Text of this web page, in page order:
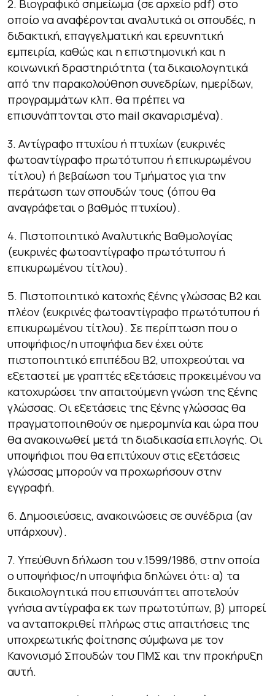
2. Βιογραφικό σημείωμα (σε αρχείο pdf) στο
οποίο να αναφέρονται αναλυτικά οι σπουδές, η
διδακτική, επαγγελματική και ερευνητική
εμπειρία, καθώς και η επιστημονική και η
κοινωνική δραστηριότητα (τα δικαιολογητικά
από την παρακολούθηση συνεδρίων, ημερίδων,
προγραμμάτων κλπ. θα πρέπει να
επισυνάπτονται στο mail σκαναρισμένα).
3. Αντίγραφο πτυχίου ή πτυχίων (ευκρινές
φωτοαντίγραφο πρωτότυπου ή επικυρωμένου
τίτλου) ή βεβαίωση του Τμήματος για την
περάτωση των σπουδών τους (όπου θα
αναγράφεται ο βαθμός πτυχίου).
4. Πιστοποιητικό Αναλυτικής Βαθμολογίας
(ευκρινές φωτοαντίγραφο πρωτότυπου ή
επικυρωμένου τίτλου).
5. Πιστοποιητικό κατοχής ξένης γλώσσας Β2 και
πλέον (ευκρινές φωτοαντίγραφο πρωτότυπου ή
επικυρωμένου τίτλου). Σε περίπτωση που ο
υποψήφιος/η υποψήφια δεν έχει ούτε
πιστοποιητικό επιπέδου Β2, υποχρεούται να
εξεταστεί με γραπτές εξετάσεις προκειμένου να
κατοχυρώσει την απαιτούμενη γνώση της ξένης
γλώσσας. Οι εξετάσεις της ξένης γλώσσας θα
πραγματοποιηθούν σε ημερομηνία και ώρα που
θα ανακοινωθεί μετά τη διαδικασία επιλογής. Οι
υποψήφιοι που θα επιτύχουν στις εξετάσεις
γλώσσας μπορούν να προχωρήσουν στην
εγγραφή.
6. Δημοσιεύσεις, ανακοινώσεις σε συνέδρια (αν
υπάρχουν).
7. Υπεύθυνη δήλωση του ν.1599/1986, στην οποία
ο υποψήφιος/η υποψήφια δηλώνει ότι: α) τα
δικαιολογητικά που επισυνάπτει αποτελούν
γνήσια αντίγραφα εκ των πρωτοτύπων, β) μπορεί
να ανταποκριθεί πλήρως στις απαιτήσεις της
υποχρεωτικής φοίτησης σύμφωνα με τον
Κανονισμό Σπουδών του ΠΜΣ και την προκήρυξη
αυτή.